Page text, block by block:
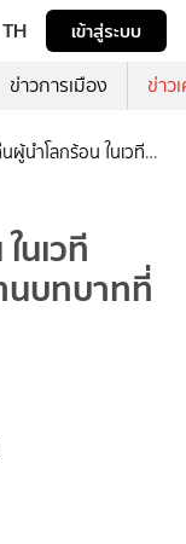
TH
เข้าสู่ระบบ
ข่าวการเมือง ข่าว
ผู้นำโลกร้อน ในเวที
รอง
นเวที
นบทบาทที่